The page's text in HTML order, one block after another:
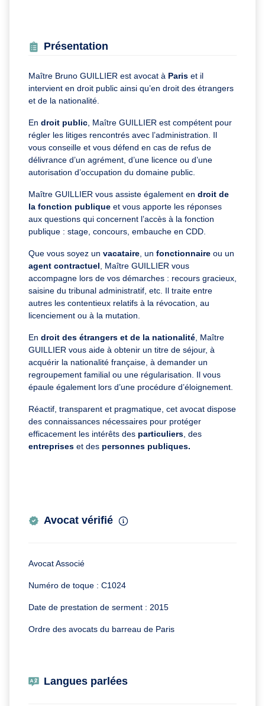
Présentation
Maître Bruno GUILLIER est avocat à Paris et il
intervient en droit public ainsi qu’en droit des étrangers
et de la nationalité.
En droit public , Maître GUILLIER est compétent pour
régler les litiges rencontrés avec l’administration. Il
vous conseille et vous défend en cas de refus de
délivrance d’un agrément, d’une licence ou d’une
autorisation d’occupation du domaine public.
Maître GUILLIER vous assiste également en droit de
la fonction publique et vous apporte les réponses
aux questions qui concernent l’accès à la fonction
publique : stage, concours, embauche en CDD.
Que vous soyez un vacataire , un fonctionnaire ou un
agent contractuel , Maître GUILLIER vous
accompagne lors de vos démarches : recours gracieux,
saisine du tribunal administratif, etc. Il traite entre
autres les contentieux relatifs à la révocation, au
licenciement ou à la mutation.
En droit des étrangers et de la nationalité , Maître
GUILLIER vous aide à obtenir un titre de séjour, à
acquérir la nationalité française, à demander un
regroupement familial ou une régularisation. Il vous
épaule également lors d’une procédure d’éloignement.
Réactif, transparent et pragmatique, cet avocat dispose
des connaissances nécessaires pour protéger
efficacement les intérêts des particuliers , des
entreprises et des personnes publiques.
Avocat vérifié
Avocat Associé
Numéro de toque : C1024
Date de prestation de serment : 2015
Ordre des avocats du barreau de Paris
Langues parlées